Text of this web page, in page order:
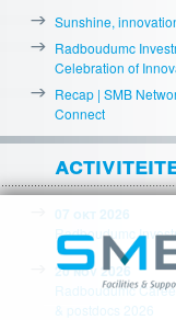
inhoud
inhoudSunshine,
Radboudumc
Celebration of
Recap | SMB
Connect
07 okt 2026
Radboudumc
20 nov 2026
Radboudumc
& postdocs 2026